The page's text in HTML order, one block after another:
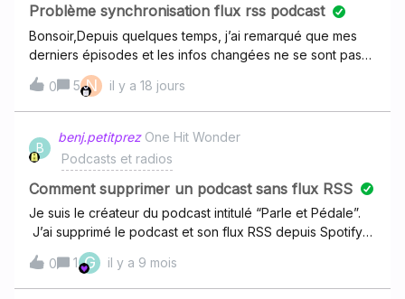
: https://anchor.fm/s/10b386664/podcast/rssMerci pour
votre aide.
Problème synchronisation flux rss podcast
Bonsoir,Depuis quelques temps, j’ai remarqué que mes
derniers épisodes et les infos changées ne se sont pas
synchronisé sur Deezer contrairement aux autres
plateformes.Voici mon flux rss
: https://anchor.fm/s/1049f2338/podcast/rsset voici le lien
deezer de mon podcast : J’ai vu que ce problème
revenait beaucoup pour d’autres aussi, est-ce qu’il y a
une façon de pouvoir le faire nous-même si cela devait
de nouveau arriver ? Parce que je n’arrive vraiment pas à
accéder à l’interface Deezer for podcasters… Merci par
avance pour vos réponses et votre aide !Claire
0 5 N il y a 18 jours
B
benj.petitprez One Hit Wonder
Podcasts et radios
Comment supprimer un podcast sans flux RSS
Je suis le créateur du podcast intitulé “Parle et Pédale”.
J’ai supprimé le podcast et son flux RSS depuis Spotify
for Podcasters, mais il apparaît encore sur Deezer à cette
adresse
:https://link.deezer.com/s/31uzvOZO8l5J6Aqp2A0QNCom
0 1 G il y a 9 mois